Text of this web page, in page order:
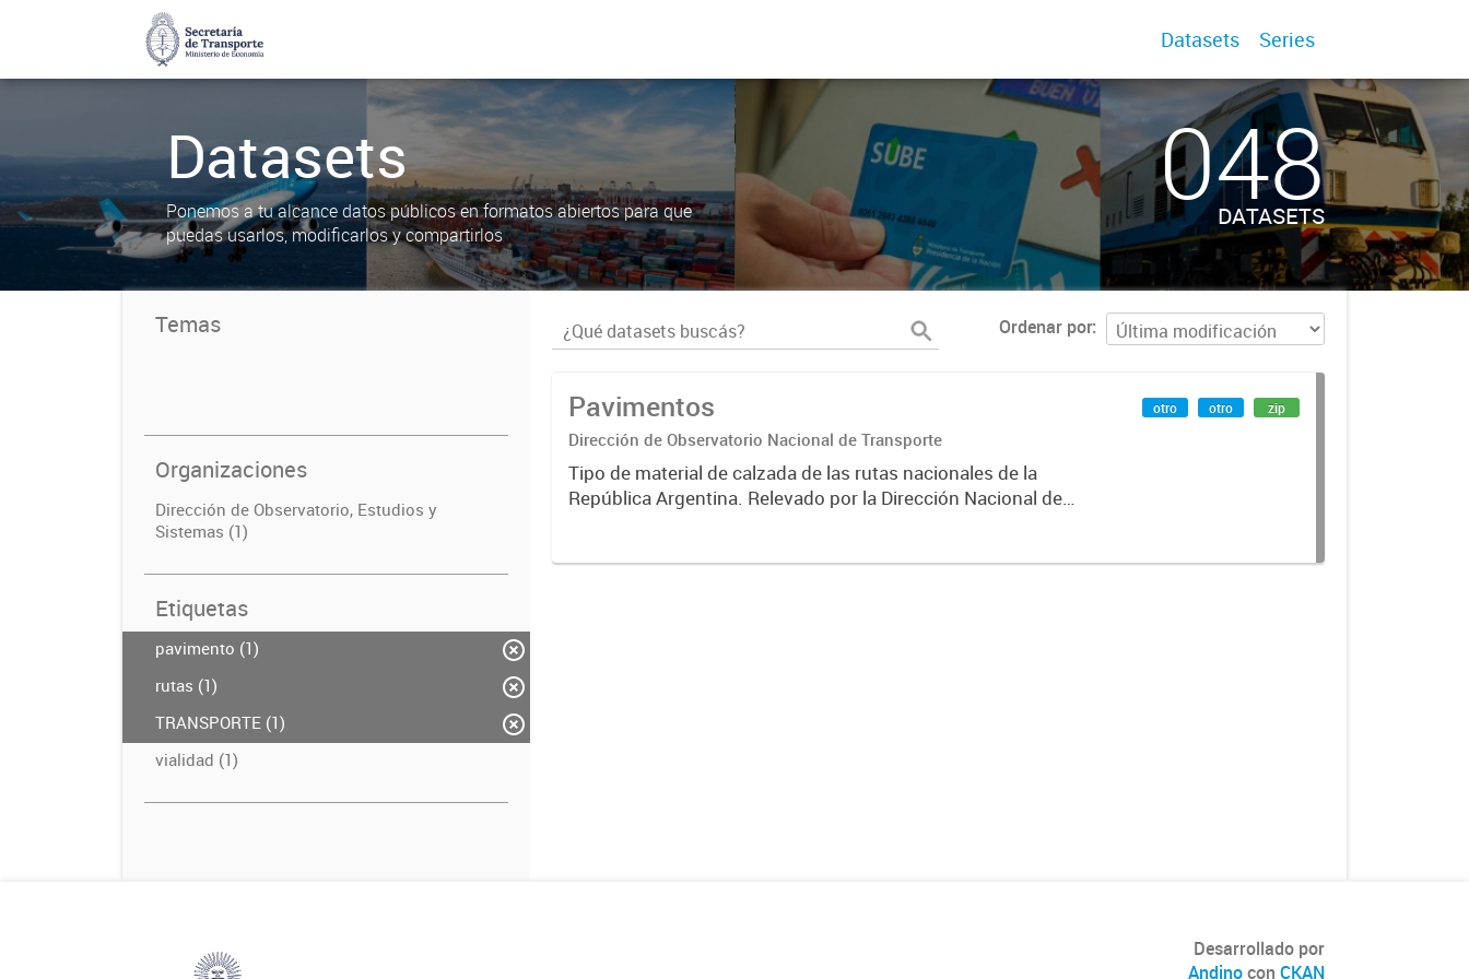
Datasets Series
Datasets
Ponemos a tu alcance datos públicos en formatos abiertos para que
puedas usarlos, modificarlos y compartirlos
048
DATASETS
Temas
Organizaciones
Dirección de Observatorio, Estudios y
Sistemas (1)
Etiquetas
pavimento (1)
rutas (1)
TRANSPORTE (1)
vialidad (1)
Ordenar por
Pavimentos
Dirección de Observatorio Nacional de Transporte
Tipo de material de calzada de las rutas nacionales de la
República Argentina. Relevado por la Dirección Nacional de
otro otro zip
Desarrollado por
Andinocon CKAN